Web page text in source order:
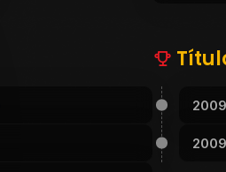
2009
2009